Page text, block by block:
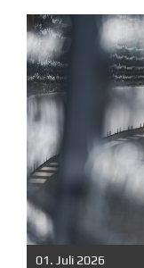
01. Juli 2026